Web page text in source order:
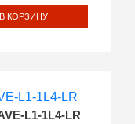
В КОРЗИНУ
L1-1L4-LR